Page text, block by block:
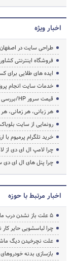
اخبار ویژه
طراحی سایت در اصفهان
فروشگاه اینترنتی
ایده های طلایی برای
خدمات سایت انجام
قیمت سرور HP/بررسی و خرید سرور اچ پی
هر زبانی، هر زمانی،
رونمایی از سایت
خرید تلگرام پرمیوم با
چرا لامپ ال ای دی از
چرا پنل های ال ای
اخبار مرتبط با حوزه
5 علت باز نشدن درب ماشین لباسشویی کنوود به همراه راه حل
چرا لباسشویی حایر
علت نچرخیدن دیگ
بازسازی بدنه